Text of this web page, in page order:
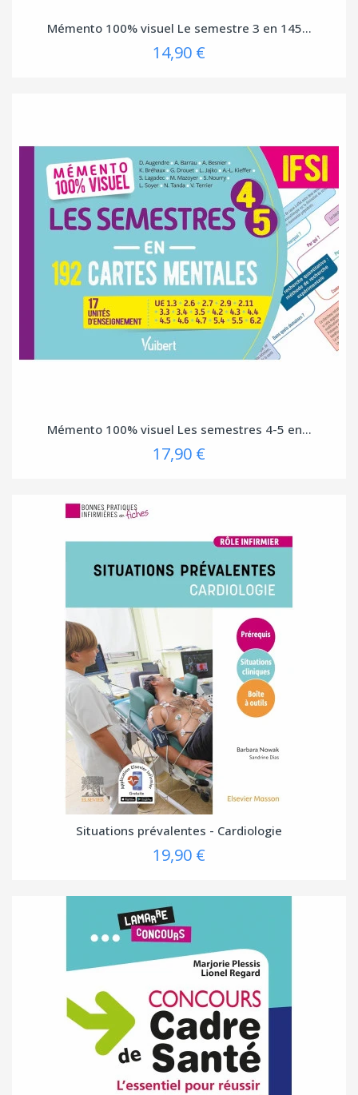
Mémento 100% visuel Le semestre 3 en 145...
14,90 €
Mémento 100% visuel Les semestres 4-5 en...
17,90 €
Situations prévalentes - Cardiologie
19,90 €